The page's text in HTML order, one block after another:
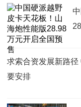
求索合资发展新路
要安排